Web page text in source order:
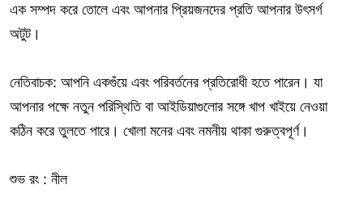
এক সম্পদ করে তোলে এবং আপনার প্রিয়জনদের প্রতি আপনার উৎসর্গ
অটুট।
নেতিবাচক: আপনি একগুঁয়ে এবং পরিবর্তনের প্রতিরোধী হতে পারেন। যা
আপনার পক্ষে নতুন পরিস্থিতি বা আইডিয়াগুলোর সঙ্গে খাপ খাইয়ে নেওয়া
কঠিন করে তুলতে পারে। খোলা মনের এবং নমনীয় থাকা গুরুত্বপূর্ণ।
শুভ রং : নীল